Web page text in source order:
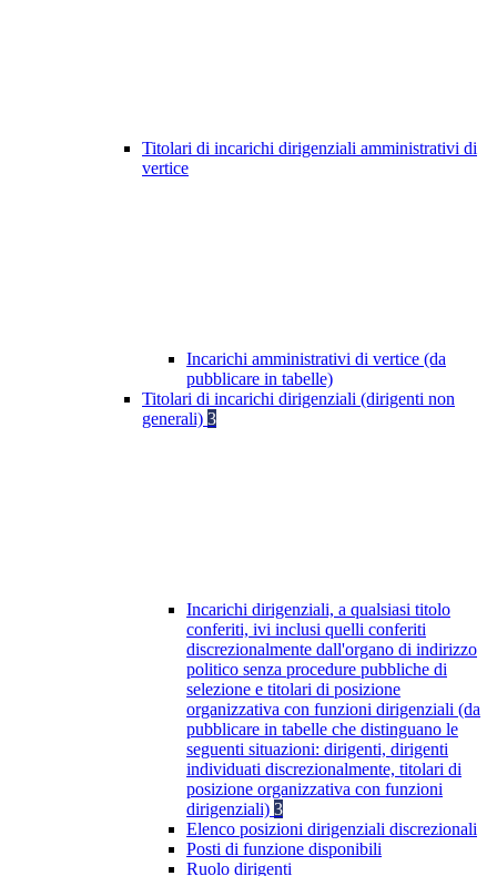
Titolari di incarichi dirigenziali amministrativi di
vertice
Incarichi amministrativi di vertice (da
pubblicare in tabelle)
Titolari di incarichi dirigenziali (dirigenti non
generali) 3
Incarichi dirigenziali, a qualsiasi titolo
conferiti, ivi inclusi quelli conferiti
discrezionalmente dall'organo di indirizzo
politico senza procedure pubbliche di
selezione e titolari di posizione
organizzativa con funzioni dirigenziali (da
pubblicare in tabelle che distinguano le
seguenti situazioni: dirigenti, dirigenti
individuati discrezionalmente, titolari di
posizione organizzativa con funzioni
dirigenziali) 3
Elenco posizioni dirigenziali discrezionali
Posti di funzione disponibili
Ruolo dirigenti